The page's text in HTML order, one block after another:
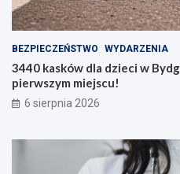
BEZPIECZEŃSTWO WYDARZENIA
3440 kasków dla dzieci w
pierwszym miejscu!
6 sierpnia 2026